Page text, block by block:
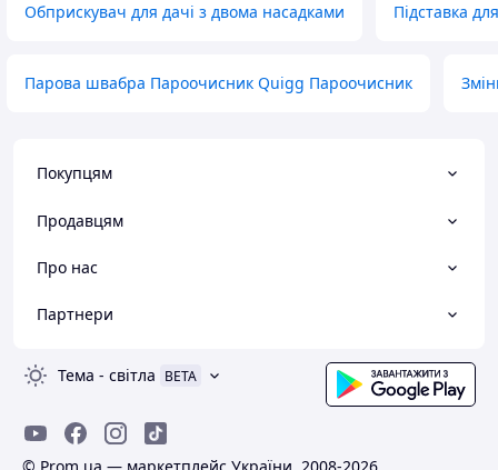
Обприскувач для дачі з двома насадками Підставка
Парова швабра Пароочисник Quigg Пароочисник
Покупцям
Продавцям
Про нас
Партнери
Тема - світла BETA